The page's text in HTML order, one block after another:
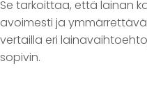
Se tarkoittaa, että lainan
avoimesti ja
vertailla eri
sopivin.